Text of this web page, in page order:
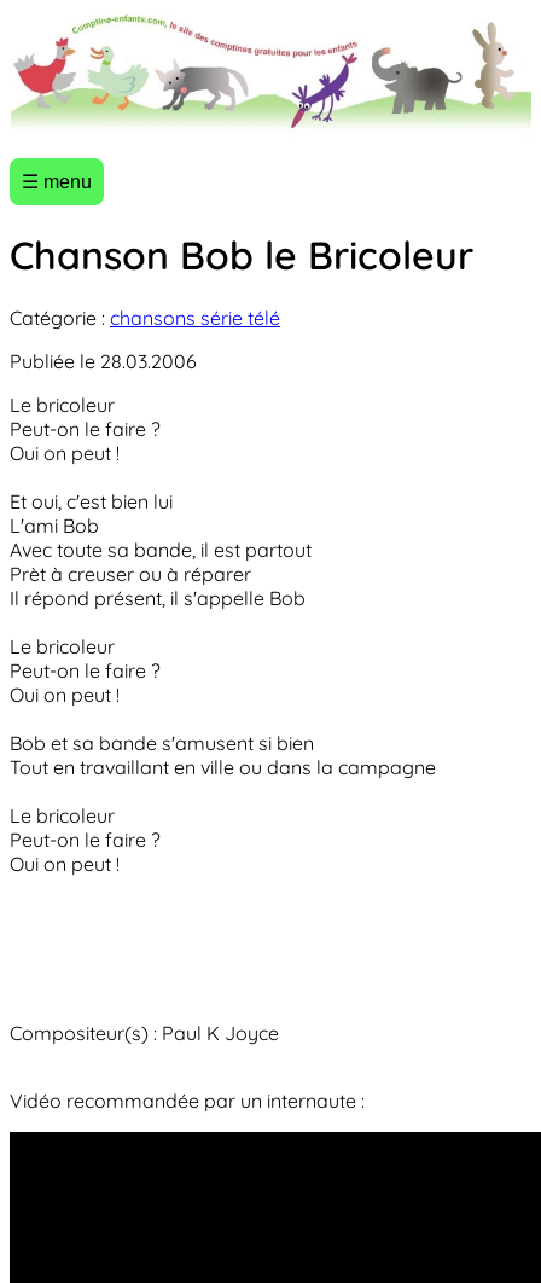
☰ menu
Chanson Bob le Bricoleur
Catégorie : chansons série télé
Publiée le 28.03.2006
Le bricoleur
Peut-on le faire ?
Oui on peut !
Et oui, c'est bien lui
L'ami Bob
Avec toute sa bande, il est partout
Prèt à creuser ou à réparer
Il répond présent, il s'appelle Bob
Le bricoleur
Peut-on le faire ?
Oui on peut !
Bob et sa bande s'amusent si bien
Tout en travaillant en ville ou dans la campagne
Le bricoleur
Peut-on le faire ?
Oui on peut !
Compositeur(s) : Paul K Joyce
Vidéo recommandée par un internaute :